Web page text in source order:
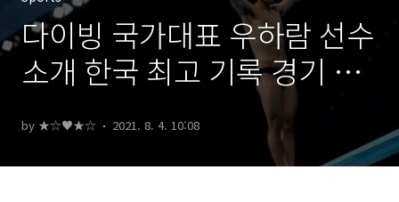
다이빙 국가대표 우하람 선수
소개 한국 최고 기록 경기 일
by ★☆♥★☆ 2021. 8. 4. 10:08